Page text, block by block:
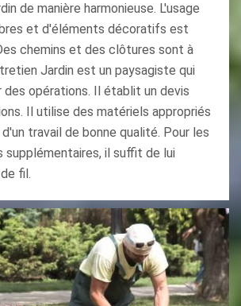
de manière harmonieuse. L'usage
et d'éléments décoratifs est
chemins et des clôtures sont à
Jardin est un paysagiste qui
des opérations. Il établit un devis
Il utilise des matériels appropriés
travail de bonne qualité. Pour les
supplémentaires, il suffit de lui
fil.